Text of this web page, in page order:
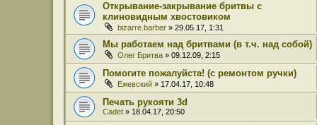
Открывание-закрывание бритвы с
клиновидным хвостовиком
bizarre.barber » 29.05.17, 1:31
Мы работаем над бритвами (в т.ч. над собой)
Олег Бритва » 09.12.09, 2:15
Помогите пожалуйста! (с ремонтом ручки)
Ежевский » 17.04.17, 10:48
Печать рукояти 3d
Cadet » 18.04.17, 20:50